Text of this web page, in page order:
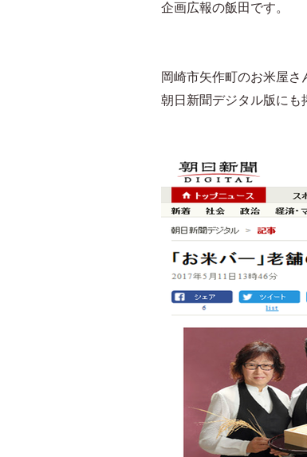
企画広報の飯田です。
岡崎市矢作町のお米屋さ
朝日新聞デジタル版にも